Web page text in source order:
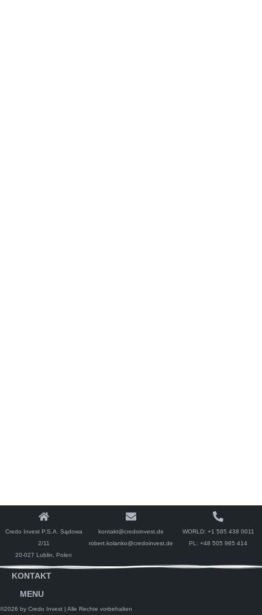
Credo Invest P.S.A. Sądowa
2/11
20-027 Lublin, Polen
kontakt@credoinvest.de
robert.kolanko@credoinvest.de
WORLD: +1 585 438 0011
PL:+48 505 985 414
KONTAKT
MENU
©2026 by Credo Invest | Alle Rechte vorbehalten